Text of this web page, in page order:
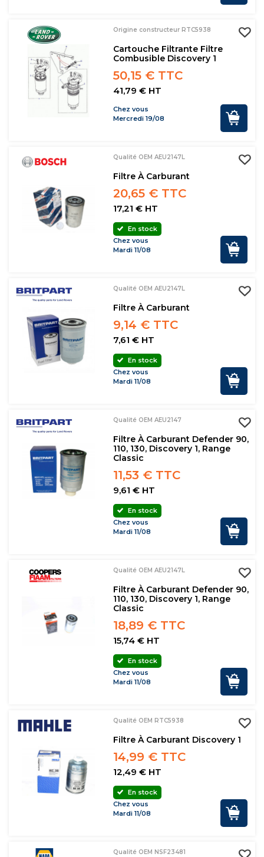
Origine constructeur RTC5938
Cartouche Filtrante Filtre
Combusible Discovery 1
50,15 € TTC
41,79 € HT
Chez vous
Mercredi 19/08
Qualité OEM AEU2147L
Filtre À Carburant
20,65 € TTC
17,21 € HT
En stock
Chez vous
Mardi 11/08
Qualité OEM AEU2147L
Filtre À Carburant
9,14 € TTC
7,61 € HT
En stock
Chez vous
Mardi 11/08
Qualité OEM AEU2147
Filtre À Carburant Defender 90,
110, 130, Discovery 1, Range
Classic
11,53 € TTC
9,61 € HT
En stock
Chez vous
Mardi 11/08
Qualité OEM AEU2147L
Filtre À Carburant Defender 90,
110, 130, Discovery 1, Range
Classic
18,89 € TTC
15,74 € HT
En stock
Chez vous
Mardi 11/08
Qualité OEM RTC5938
Filtre À Carburant Discovery 1
14,99 € TTC
12,49 € HT
En stock
Chez vous
Mardi 11/08
Qualité OEM NSF23481